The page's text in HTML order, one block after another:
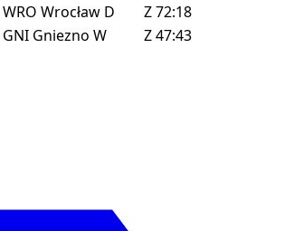
WRO Wrocław D Z72:18
GNI Gniezno W Z47:43